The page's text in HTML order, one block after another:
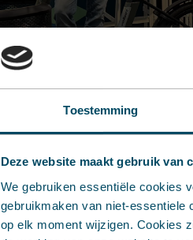
Toestemming
Deze website maakt gebruik van
We gebruiken essentiële cookies
gebruikmaken van niet-essentiele
op elk moment wijzigen. Cookies